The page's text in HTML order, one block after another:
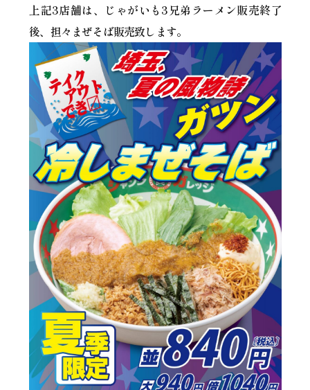
上記3店舗は、じゃがいも3兄弟ラーメン販売終了
後、担々まぜそば販売致します。